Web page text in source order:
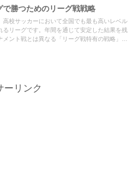
で勝つためのリーグ戦戦略
高校サッカーにおいて全国でも最も高いレベル
るリーグです。年間を通じて安定した結果を残
メント戦とは異なる「リーグ戦特有の戦略」が
ーリンク